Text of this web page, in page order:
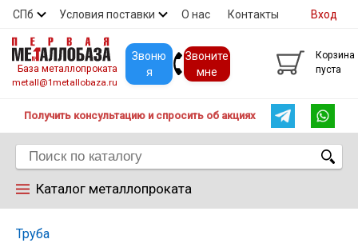
СПб Условия поставки О нас Контакты
Скидки Прайс Покупателям
Вход
База металлопроката
metall@1metallobaza.ru
Звоню
я
Звоните
мне
Корзина
пуста
Получить консультацию и спросить об акциях
Каталог металлопроката
Труба